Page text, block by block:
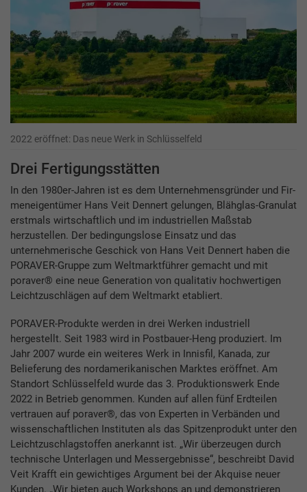
2022 eröffnet: Das neue Werk in Schlüsselfeld
Drei Fertigungsstätten
In den 1980er-Jahren ist es dem Unternehmensgründer und Fir-
meneigentümer Hans Veit Dennert gelungen, Blähglas-Granulat
erstmals wirtschaftlich und im industriellen Maßstab
herzustellen. Der bedingungslose Einsatz und das
unternehmerische Geschick von Hans Veit Dennert haben die
PORAVER-Gruppe zum Weltmarktführer gemacht und mit
poraver® eine neue Generation von qualitativ hochwertigen
Leichtzuschlägen auf dem Weltmarkt etabliert.
PORAVER-Produkte werden in drei Werken industriell
hergestellt. Seit 1983 wird in Postbauer-Heng produziert. Im
Jahr 2007 wurde ein weiteres Werk in Innisfil, Kanada, zur
Belieferung des nordamerikanischen Marktes eröffnet. Am
Standort Schlüsselfeld wurde das 3. Produktionswerk Ende
2022 in Betrieb genommen. Kunden auf allen fünf Erdteilen
vertrauen auf poraver®, das von Experten in Verbänden und
wissenschaftlichen Instituten als das Spitzenprodukt unter den
Leichtzuschlagstoffen anerkannt ist. „Wir überzeugen durch
technische Unterlagen und Messergebnisse“, beschreibt David
Veit Krafft ein gewichtiges Argument bei der Akquise neuer
Kunden. „Wir bieten auch Workshops an und demonstrieren